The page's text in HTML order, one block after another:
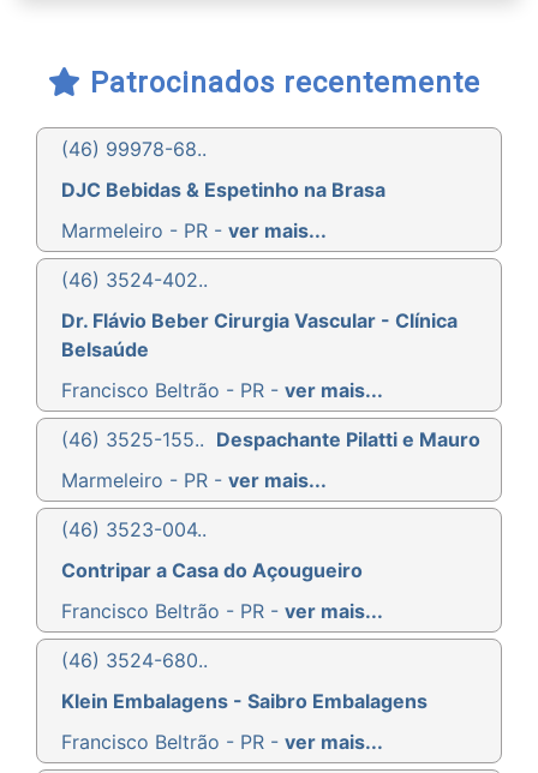
Patrocinados recentemente
(46) 99978-68..
DJC Bebidas & Espetinho na Brasa
Marmeleiro - PR - ver mais...
(46) 3524-402..
Dr. Flávio Beber Cirurgia Vascular - Clínica
Belsaúde
Francisco Beltrão - PR - ver mais...
(46) 3525-155.. Despachante Pilatti e Mauro
Marmeleiro - PR - ver mais...
(46) 3523-004..
Contripar a Casa do Açougueiro
Francisco Beltrão - PR - ver mais...
(46) 3524-680..
Klein Embalagens - Saibro Embalagens
Francisco Beltrão - PR - ver mais...